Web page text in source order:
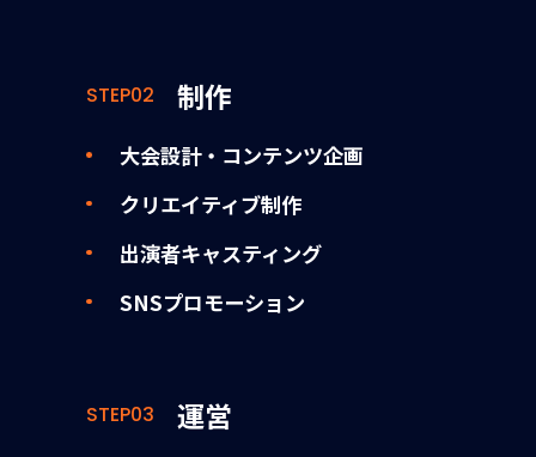
STEP02 制作
大会設計・コンテンツ企画
クリエイティブ制作
出演者キャスティング
SNSプロモーション
STEP03 運営